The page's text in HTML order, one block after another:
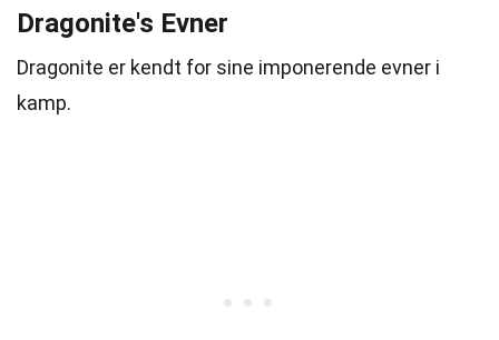
Dragonite's Evner
Dragonite er kendt for sine imponerende evner i
kamp.